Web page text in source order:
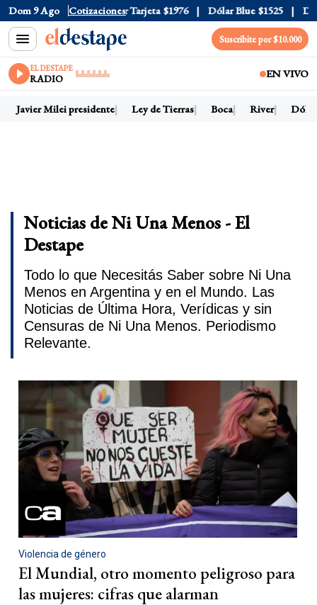
Dom 9 Ago Cotizaciones
$1520 Dólar Tarjeta $1976 Dólar Blue $1525 Dólar
Suscribite por $10.000
EL DESTAPE
RADIO EN VIVO
Javier Milei presidente Ley de Tierras Boca River Dólar
Noticias de Ni Una Menos - El
Destape
Todo lo que Necesitás Saber sobre Ni Una
Menos en Argentina y en el Mundo. Las
Noticias de Última Hora, Verídicas y sin
Censuras de Ni Una Menos. Periodismo
Relevante.
Violencia de género
El Mundial, otro momento peligroso para
las mujeres: cifras que alarman